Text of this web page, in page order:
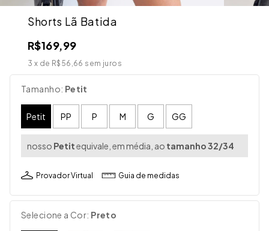
Shorts Lã Batida
R$169,99
3 x de R$56,66 sem juros
Selecione a Cor: Preto
Tamanho: Petit
Petit PP P M G GG
nosso Petitequivale, em média, ao tamanho 32/34
Provador Virtual Guia de medidas